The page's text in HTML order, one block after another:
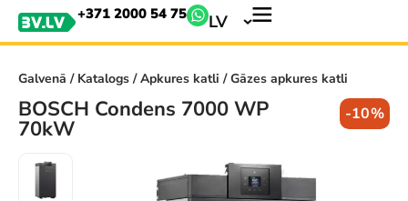
+371 2000 54 75 LV
Galvenā / Katalogs/Apkures katli / Gāzes apkures katli
BOSCH Condens 7000 WP
70kW
-10%